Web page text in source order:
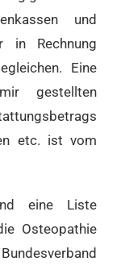
und
in Rechnung
Eine
gestellten
etc. ist vom
eine Liste
Osteopathie